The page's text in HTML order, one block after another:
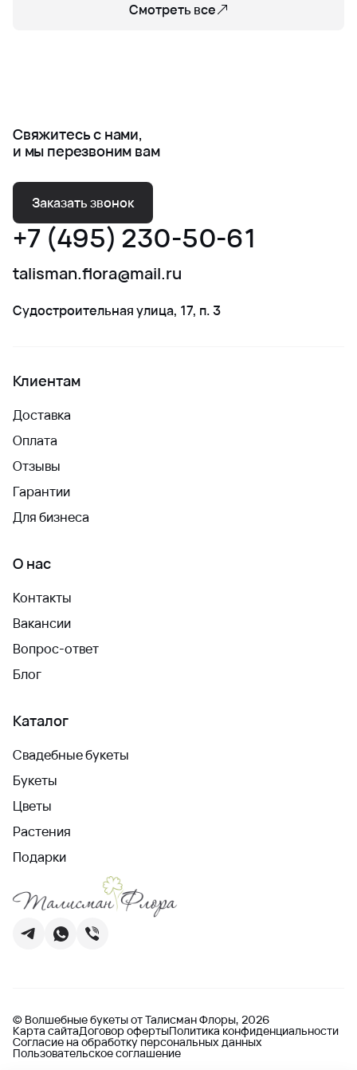
Смотреть все
Свяжитесь с нами,
и мы перезвоним вам
Заказать звонок
+7 (495) 230-50-61
talisman.flora@mail.ru
Судостроительная улица, 17, п. 3
Клиентам
Доставка
Оплата
Отзывы
Гарантии
Для бизнеса
О нас
Контакты
Вакансии
Вопрос-ответ
Блог
Каталог
Свадебные букеты
Букеты
Цветы
Растения
Подарки
© Волшебные букеты от Талисман Флоры, 2026
Карта сайтаДоговор офертыПолитика конфиденциальности
Согласие на обработку персональных данных
Пользовательское соглашение